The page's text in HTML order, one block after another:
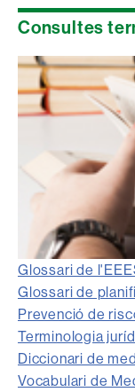
Consultes
Glossari de
Glossari de
Prevenció de
Terminologia
Diccionari de
Vocabulari de